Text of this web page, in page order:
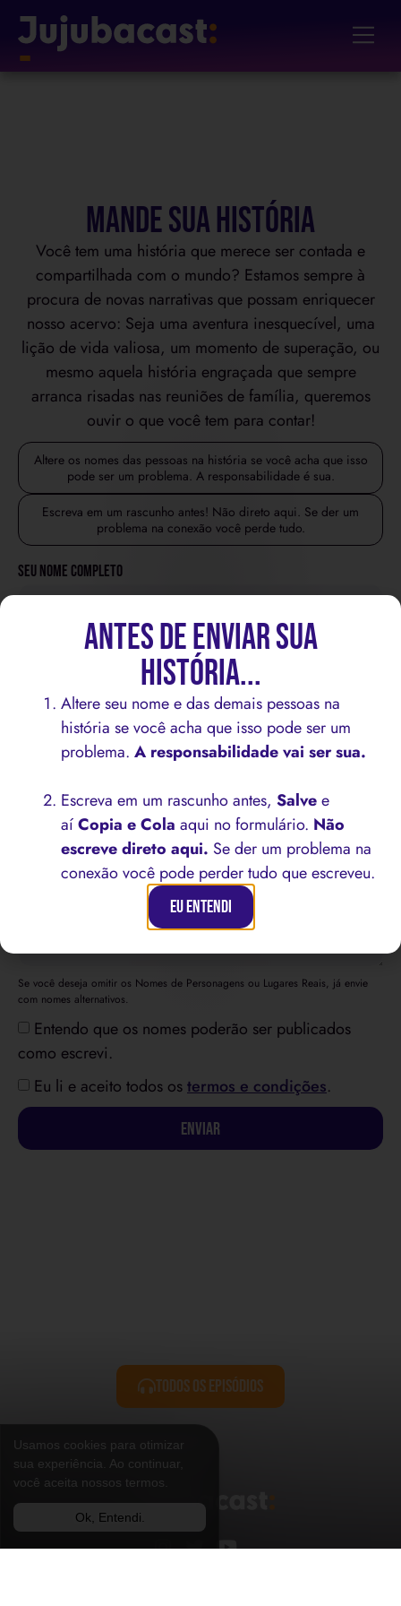
Usamos cookies para otimizar
sua experiência. Ao continuar,
você aceita nossos termos.
Ok, Entendi.
Mande sua história
Você tem uma história que merece ser contada e
compartilhada com o mundo? Estamos sempre à
procura de novas narrativas que possam enriquecer
nosso acervo: Seja uma aventura inesquecível, uma
lição de vida valiosa, um momento de superação, ou
mesmo aquela história engraçada que sempre
arranca risadas nas reuniões de família, queremos
ouvir o que você tem para contar!
Altere os nomes das pessoas na história se você acha que isso
pode ser um problema. A responsabilidade é sua.
Escreva em um rascunho antes! Não direto aqui. Se der um
problema na conexão você perde tudo.
Seu Nome Completo
Título da História
Mensagem
Se você deseja omitir os Nomes de Personagens ou Lugares Reais, já envie
com nomes alternativos.
Entendo que os nomes poderão ser publicados
como escrevi.
Eu li e aceito todos ostermos e condições.
Enviar
Todos os Episódios
Antes de enviar sua
História...
Altere seu nome e das demais pessoas na
história se você acha que isso pode ser um
problema. A responsabilidade vai ser sua.
Escreva em um rascunho antes, Salvee
aíCopia e Cola aqui no formulário. Não
escreve direto aqui. Se der um problema na
conexão você pode perder tudo que escreveu.
Eu Entendi